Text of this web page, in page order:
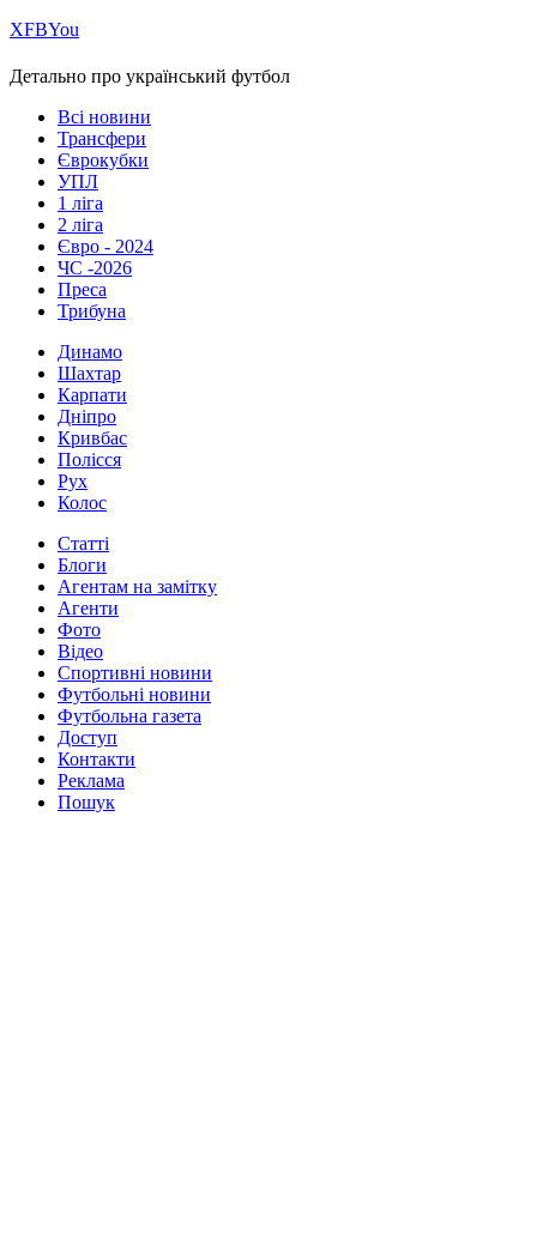
ХFBYou
Детально про український футбол
Всі новини
Трансфери
Єврокубки
УПЛ
1 ліга
2 ліга
Євро - 2024
ЧС -2026
Преса
Трибуна
Динамо
Шахтар
Карпати
Дніпро
Кривбас
Полісся
Рух
Колос
Статті
Блоги
Агентам на замітку
Агенти
Фото
Відео
Спортивні новини
Футбольні новини
Футбольна газета
Доступ
Контакти
Реклама
Пошук